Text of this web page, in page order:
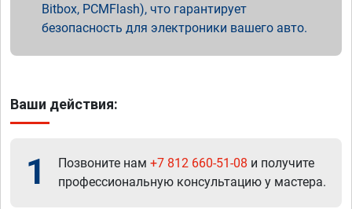
Bitbox, PCMFlash), что гарантирует
безопасность для электроники вашего авто.
Ваши действия:
1 Позвоните нам +7 812 660-51-08 и получите
профессиональную консультацию у мастера.